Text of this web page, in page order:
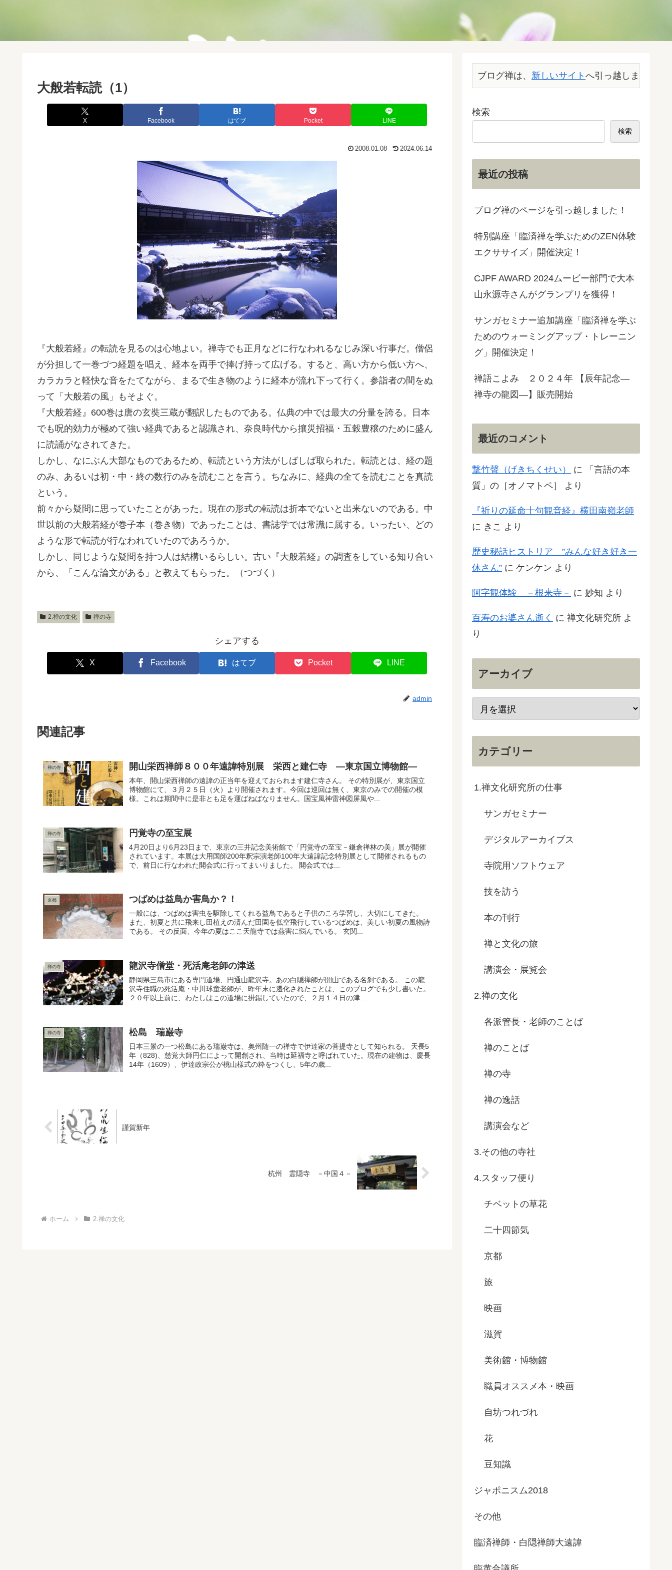
大般若転読（1）
X Facebook はてブ Pocket LINE
2008.01.08 2024.06.14
『大般若経』の転読を見るのは心地よい。禅寺でも正月などに行なわれるなじみ深い行事だ。僧侶
が分担して一巻づつ経題を唱え、経本を両手で捧げ持って広げる。すると、高い方から低い方へ、
カラカラと軽快な音をたてながら、まるで生き物のように経本が流れ下って行く。参詣者の間をぬ
って「大般若の風」もそよぐ。
『大般若経』600巻は唐の玄奘三蔵が翻訳したものである。仏典の中では最大の分量を誇る。日本
でも呪的効力が極めて強い経典であると認識され、奈良時代から攘災招福・五穀豊穣のために盛ん
に読誦がなされてきた。
しかし、なにぶん大部なものであるため、転読という方法がしばしば取られた。転読とは、経の題
のみ、あるいは初・中・終の数行のみを読むことを言う。ちなみに、経典の全てを読むことを真読
という。
前々から疑問に思っていたことがあった。現在の形式の転読は折本でないと出来ないのである。中
世以前の大般若経が巻子本（巻き物）であったことは、書誌学では常識に属する。いったい、どの
ような形で転読が行なわれていたのであろうか。
しかし、同じような疑問を持つ人は結構いるらしい。古い『大般若経』の調査をしている知り合い
から、「こんな論文がある」と教えてもらった。（つづく）
2.禅の文化 禅の寺
シェアする
X Facebook はてブ Pocket LINE
admin
関連記事
禅の寺 開山栄西禅師８００年遠諱特別展 栄西と建仁寺 ―東京国立博物館―
本年、開山栄西禅師の遠諱の正当年を迎えておられます建仁寺さん。 その特別展が、東京国立
博物館にて、３月２５日（火）より開催されます。今回は巡回は無く、東京のみでの開催の模
様。これは期間中に是非とも足を運ばねばなりません。国宝風神雷神図屏風や...
禅の寺 円覚寺の至宝展
4月20日より6月23日まで、東京の三井記念美術館で「円覚寺の至宝－鎌倉禅林の美」展が開催
されています。本展は大用国師200年釈宗演老師100年大遠諱記念特別展として開催されるもの
で、前日に行なわれた開会式に行ってまいりました。 開会式では...
京都 つばめは益鳥か害鳥か？！
一般には、つばめは害虫を駆除してくれる益鳥であると子供のころ学習し、大切にしてきた。
また、初夏と共に飛来し田植えの済んだ田園を低空飛行しているつばめは、美しい初夏の風物詩
である。 その反面、今年の夏はここ天龍寺では燕害に悩んでいる。 玄関...
禅の寺 龍沢寺僧堂・死活庵老師の津送
静岡県三島市にある専門道場、円通山龍沢寺。あの白隠禅師が開山である名刹である。 この龍
沢寺住職の死活庵・中川球童老師が、昨年末に遷化されたことは、このブログでも少し書いた。
２０年以上前に、わたしはこの道場に掛錫していたので、２月１４日の津...
禅の寺 松島 瑞巌寺
日本三景の一つ松島にある瑞巌寺は、奥州随一の禅寺で伊達家の菩提寺として知られる。 天長5
年（828)、慈覚大師円仁によって開創され、当時は延福寺と呼ばれていた。現在の建物は、慶長
14年（1609）、伊達政宗公が桃山様式の粋をつくし、5年の歳...
謹賀新年
杭州 霊隠寺 －中国４－
ホーム 2.禅の文化
ブログ禅は、 新しいサイトへ引っ越しました。
検索
検索
最近の投稿
ブログ禅のページを引っ越しました！
特別講座「臨済禅を学ぶためのZEN体験
エクササイズ」開催決定！
CJPF AWARD 2024ムービー部門で大本
山永源寺さんがグランプリを獲得！
サンガセミナー追加講座「臨済禅を学ぶ
ためのウォーミングアップ・トレーニン
グ」開催決定！
禅語こよみ ２０２４年 【辰年記念―
禅寺の龍図―】販売開始
最近のコメント
撃竹聲（げきちくせい） に
「言語の本
質」の［オノマトペ］
より
『祈りの延命十句観音経』横田南嶺老師
に きこ より
歴史秘話ヒストリア ”みんな好き好き一
休さん” に ケンケン より
阿字観体験 －根来寺－ に 妙知 より
百寿のお婆さん逝く に 禅文化研究所 よ
り
アーカイブ
カテゴリー
1.禅文化研究所の仕事
サンガセミナー
デジタルアーカイブス
寺院用ソフトウェア
技を訪う
本の刊行
禅と文化の旅
講演会・展覧会
2.禅の文化
各派管長・老師のことば
禅のことば
禅の寺
禅の逸話
講演会など
3.その他の寺社
4.スタッフ便り
チベットの草花
二十四節気
京都
旅
映画
滋賀
美術館・博物館
職員オススメ本・映画
自坊つれづれ
花
豆知識
ジャポニスム2018
その他
臨済禅師・白隠禅師大遠諱